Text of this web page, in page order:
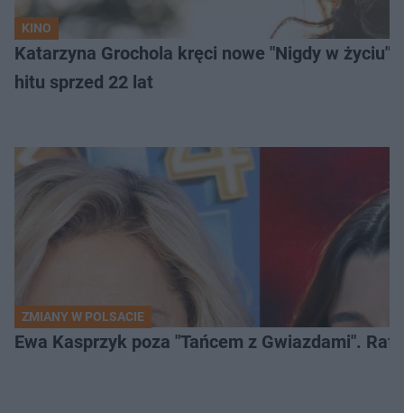
KINO
Katarzyna Grochola kręci nowe "Nigdy w życiu"
hitu sprzed 22 lat
ZMIANY W POLSACIE
Ewa Kasprzyk poza "Tańcem z Gwiazdami".